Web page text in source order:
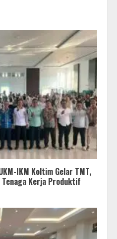
IKM Koltim Gelar TMT,
Kerja Produktif